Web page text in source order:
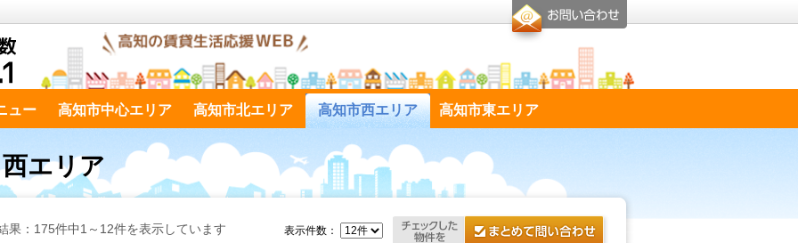
ュー 高知市中心エリア 高知市北エリア 高知市西エリア 高知市東エリア
エリア
果：175件中1～12件を表示しています 表示件数：